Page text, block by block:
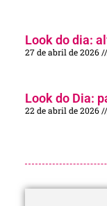
Look do dia:
27 de abril de 2026
Look do Dia:
22 de abril de 2026